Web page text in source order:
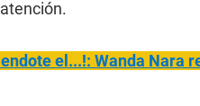
el...!: Wanda Nara